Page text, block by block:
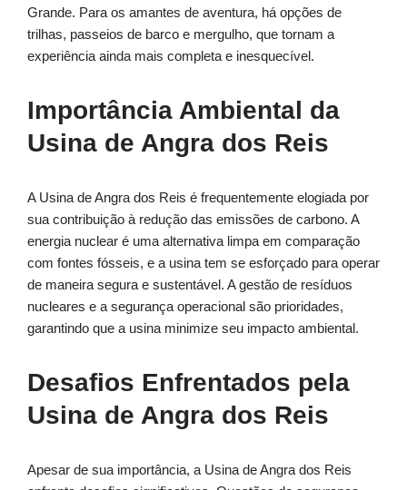
Grande. Para os amantes de aventura, há opções de
trilhas, passeios de barco e mergulho, que tornam a
experiência ainda mais completa e inesquecível.
Importância Ambiental da
Usina de Angra dos Reis
A Usina de Angra dos Reis é frequentemente elogiada por
sua contribuição à redução das emissões de carbono. A
energia nuclear é uma alternativa limpa em comparação
com fontes fósseis, e a usina tem se esforçado para operar
de maneira segura e sustentável. A gestão de resíduos
nucleares e a segurança operacional são prioridades,
garantindo que a usina minimize seu impacto ambiental.
Desafios Enfrentados pela
Usina de Angra dos Reis
Apesar de sua importância, a Usina de Angra dos Reis